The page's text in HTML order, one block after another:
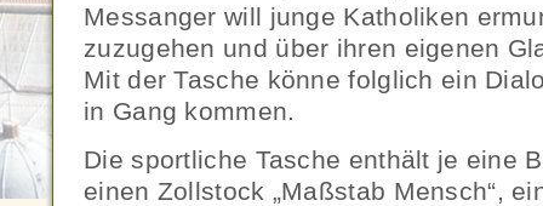
Messanger will junge Katholiken
zuzugehen und über ihren eigenen
Mit der Tasche könne folglich ein
in Gang kommen.
Die sportliche Tasche enthält je eine
einen Zollstock „Maßstab Mensch“,